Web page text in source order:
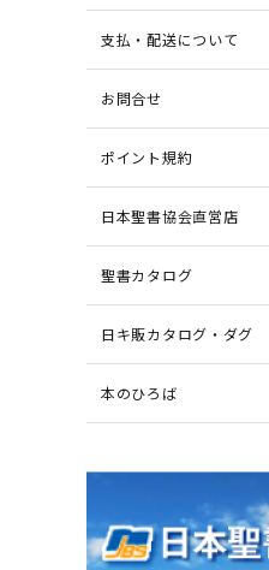
支払・配送について
お問合せ
ポイント規約
日本聖書協会直営店
聖書カタログ
日キ販カタログ・ダグ
本のひろば